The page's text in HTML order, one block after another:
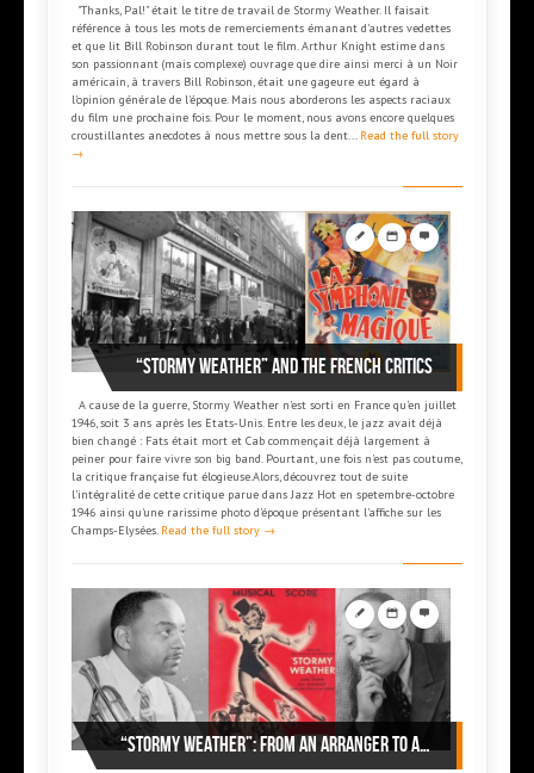
"Thanks, Pal!" était le titre de travail de Stormy Weather. Il faisait
référence à tous les mots de remerciements émanant d'autres vedettes
et que lit Bill Robinson durant tout le film. Arthur Knight estime dans
son passionnant (mais complexe) ouvrage que dire ainsi merci à un Noir
américain, à travers Bill Robinson, était une gageure eut égard à
l'opinion générale de l'époque. Mais nous aborderons les aspects raciaux
du film une prochaine fois. Pour le moment, nous avons encore quelques
croustillantes anecdotes à nous mettre sous la dent... Read the full story
→
“Stormy Weather” and the french critics
A cause de la guerre, Stormy Weather n'est sorti en France qu'en juillet
1946, soit 3 ans après les Etats-Unis. Entre les deux, le jazz avait déjà
bien changé : Fats était mort et Cab commençait déjà largement à
peiner pour faire vivre son big band. Pourtant, une fois n'est pas coutume,
la critique française fut élogieuse.Alors, découvrez tout de suite
l'intégralité de cette critique parue dans Jazz Hot en spetembre-octobre
1946 ainsi qu'une rarissime photo d'époque présentant l'affiche sur les
Champs-Elysées. Read the full story →
“Stormy Weather”: from an arranger to another